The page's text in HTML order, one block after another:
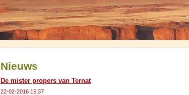
Nieuws
De mister propers van Ternat
22-02-2016 15:37